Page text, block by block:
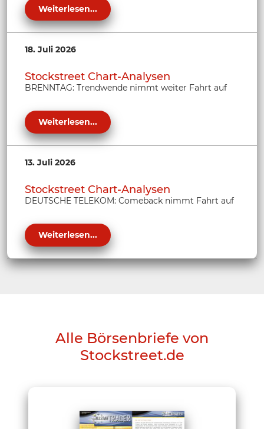
Weiterlesen...
18. Juli 2026
Stockstreet Chart-Analysen
BRENNTAG: Trendwende nimmt weiter Fahrt auf
Weiterlesen...
13. Juli 2026
Stockstreet Chart-Analysen
DEUTSCHE TELEKOM: Comeback nimmt Fahrt auf
Weiterlesen...
Alle Börsenbriefe von
Stockstreet.de